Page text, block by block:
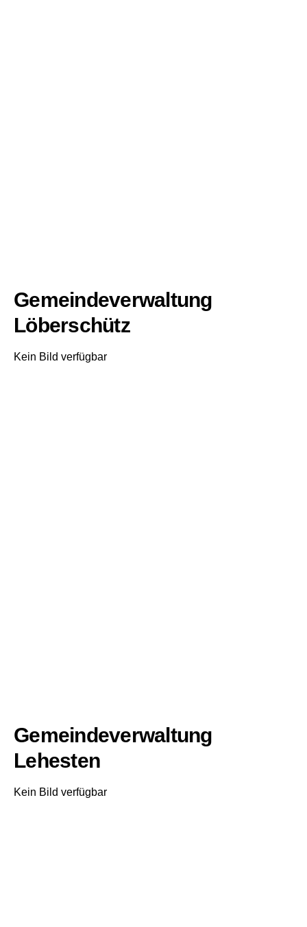
Gemeindeverwaltung
Löberschütz
Kein Bild verfügbar
Gemeindeverwaltung
Lehesten
Kein Bild verfügbar